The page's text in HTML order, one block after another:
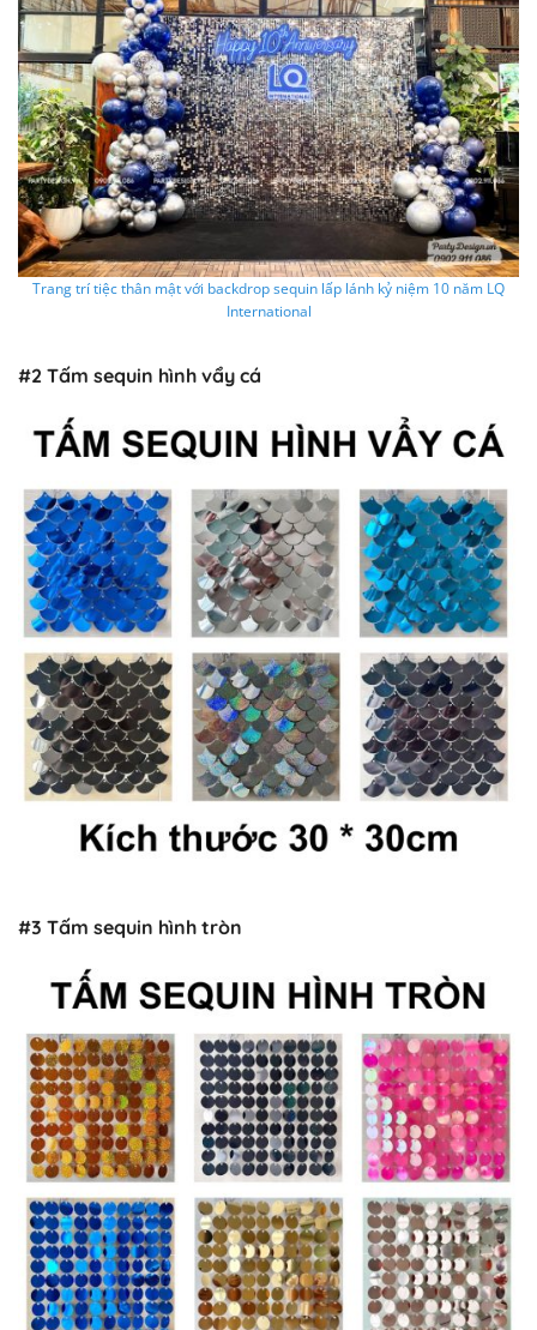
Trang trí tiệc thân mật với backdrop sequin lấp lánh kỷ niệm 10 năm LQ
International
#2 Tấm sequin hình vẩy cá
#3 Tấm sequin hình tròn